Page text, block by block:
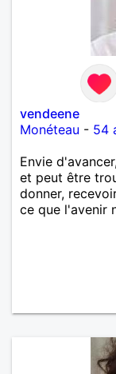
vendeene
Monéteau - 54
Envie
et peut être
donner,
ce que l'avenir